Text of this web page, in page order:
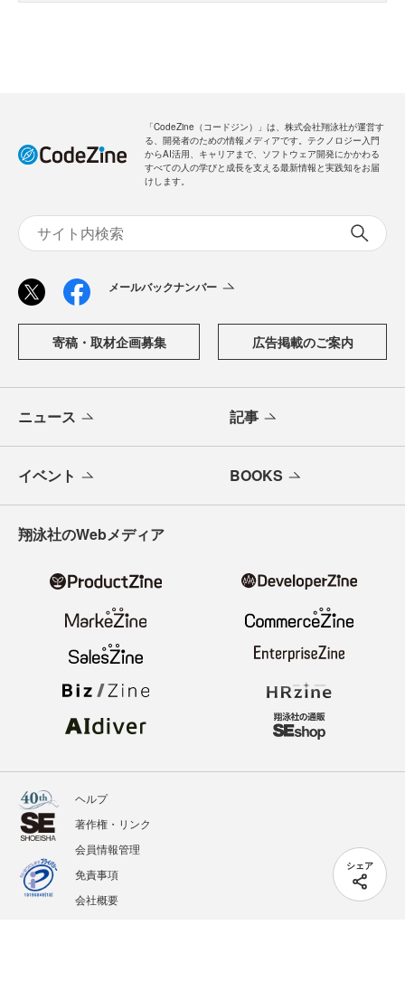
シェア
「CodeZine（コードジン）」は、株式会社翔泳社が運営す
る、開発者のための情報メディアです。テクノロジー入門
からAI活用、キャリアまで、ソフトウェア開発にかかわる
すべての人の学びと成長を支える最新情報と実践知をお届
けします。
メールバックナンバー
寄稿・取材企画募集 広告掲載のご案内
ニュース 記事
イベント BOOKS
翔泳社のWebメディア
ヘルプ
著作権・リンク
会員情報管理
免責事項
会社概要